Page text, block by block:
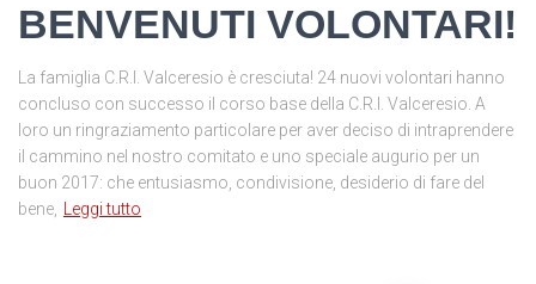
BENVENUTI VOLONTARI!
La famiglia C.R.I. Valceresio è cresciuta! 24 nuovi volontari hanno
concluso con successo il corso base della C.R.I. Valceresio. A
loro un ringraziamento particolare per aver deciso di intraprendere
il cammino nel nostro comitato e uno speciale augurio per un
buon 2017: che entusiasmo, condivisione, desiderio di fare del
bene,
Leggi tutto